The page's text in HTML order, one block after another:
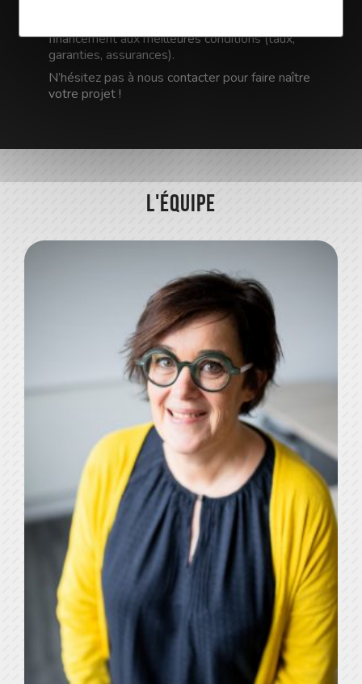
financement aux meilleures conditions (taux,
garanties, assurances).
N’hésitez pas à nous contacter pour faire naître
votre projet !
L'équipe